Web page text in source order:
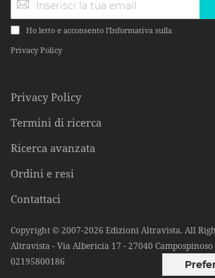
Ho letto e acconsento l'Informativa sulla
Privacy Policy
Privacy Policy
Termini di ricerca
Ricerca avanzata
Ordini e resi
Contattaci
Copyright © 2007-2026 Edizioni Altravista. All
Altravista - Via Albericia 17 - 27040 Campospinoso
02195800186